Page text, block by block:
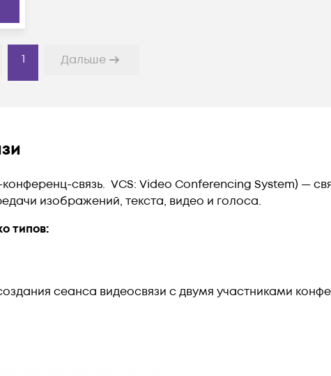
1 Дальше
связь. VCS: Video Conferencing System) —
изображений, текста, видео и голоса.
типов:
сеанса видеосвязи с двумя участниками